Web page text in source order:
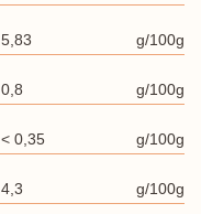
5,83 g/100g
0,8 g/100g
< 0,35 g/100g
4,3 g/100g